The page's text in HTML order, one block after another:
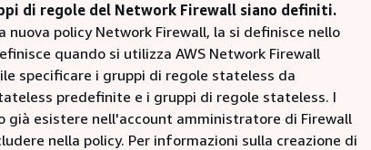
di regole del Network Firewall siano definiti.
nuova policy Network Firewall, la si definisce nello
quando si utilizza AWS Network Firewall
specificare i gruppi di regole stateless da
predefinite e i gruppi di regole stateless. I
già esistere nell'account amministratore di Firewall
nella policy. Per informazioni sulla creazione di